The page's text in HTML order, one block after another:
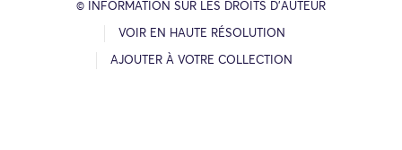
© INFORMATION SUR LES DROITS D’AUTEUR
VOIR EN HAUTE RÉSOLUTION
AJOUTER À VOTRE COLLECTION